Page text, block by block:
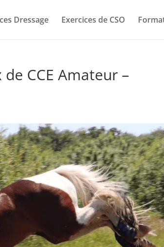
Dressage Exercices de CSO
CCE Amateur –